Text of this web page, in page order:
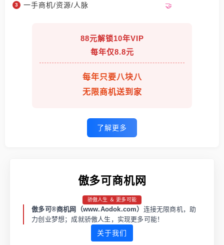
一手商机/资源/人脉
88元解锁10年VIP
每年仅8.8元
每年只要八块八
无限商机送到家
了解更多
傲多可商机网
骄傲人生 ＆ 更多可能
傲多可®商机网（www.Aodok.com） 连接无限商机，助
力创业梦想；成就骄傲人生，实现更多可能！
关于我们